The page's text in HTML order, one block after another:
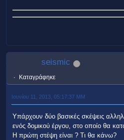
seismic
Καταγράφηκε
Ιουνίου 11, 2013, 05:17:37 ΜΜ
Υπάρχουν δύο βασικές σκέψεις
ενός δομικού έργου, στο οποίο θα
Η πρώτη στέψη είναι ? Τι θα κάνω?